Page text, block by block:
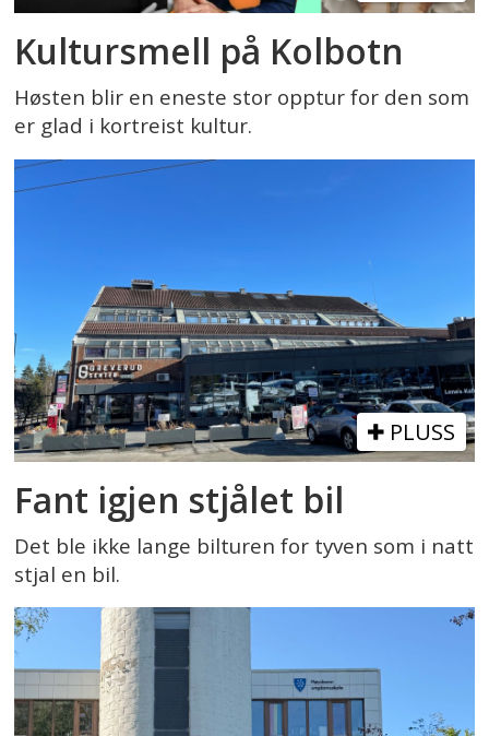
Kultursmell på Kolbotn
Høsten blir en eneste stor opptur for den som
er glad i kortreist kultur.
PLUSS
Fant igjen stjålet bil
Det ble ikke lange bilturen for tyven som i natt
stjal en bil.